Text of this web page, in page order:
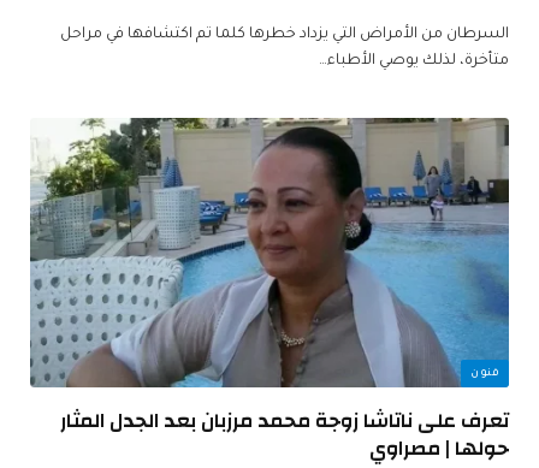
السرطان من الأمراض التي يزداد خطرها كلما تم اكتشافها في مراحل
متأخرة، لذلك يوصي الأطباء…
فنون
تعرف على ناتاشا زوجة محمد مرزبان بعد الجدل المثار
حولها | مصراوي